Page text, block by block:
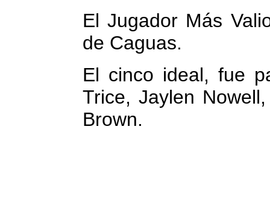
El Jugador Más
de Caguas.
El cinco ideal, fue
Trice, Jaylen
Brown.